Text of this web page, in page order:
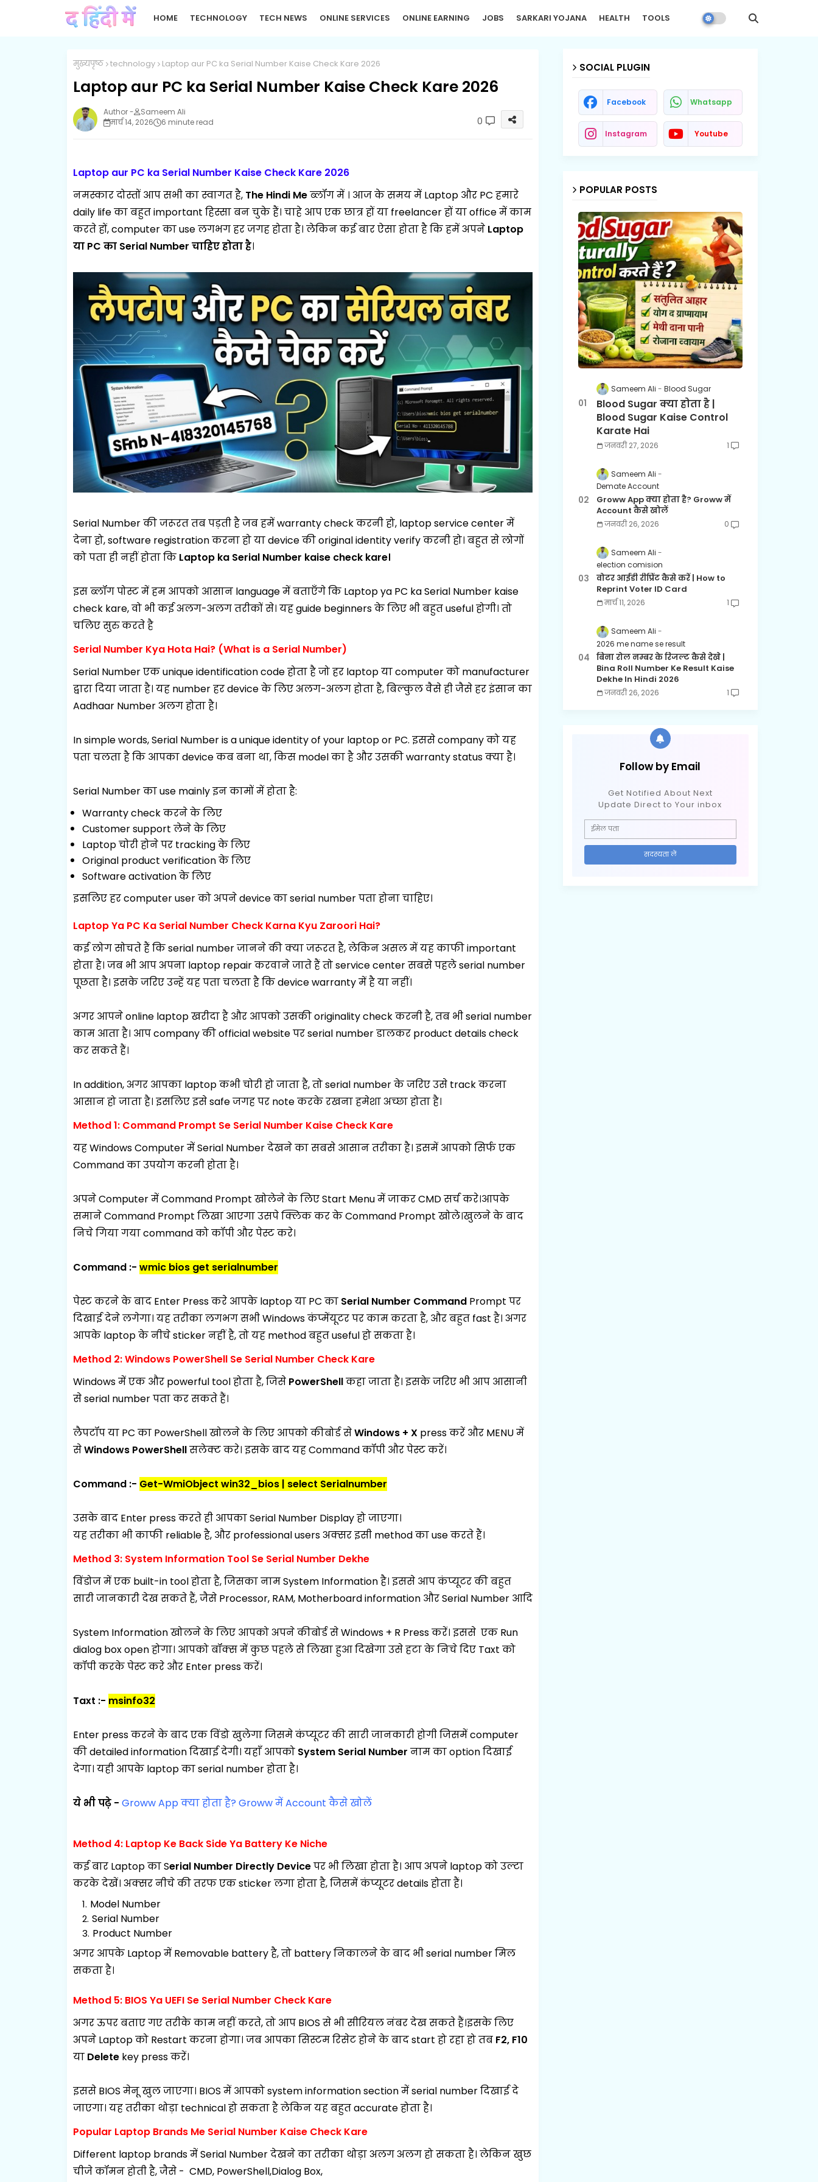
HOME TECHNOLOGY TECH NEWS ONLINE SERVICES ONLINE EARNING JOBS SARKARI YOJANA HEALTH TOOLS
मुख्यपृष्ठ technology Laptop aur PC ka Serial Number Kaise Check Kare 2026
Laptop aur PC ka Serial Number Kaise Check Kare 2026
Sameem Ali
मार्च 14, 2026
6 minute read 0
Laptop aur PC ka Serial Number Kaise Check Kare 2026
नमस्कार दोस्तों आप सभी का स्वागत है, The Hindi Meब्लॉग में । आज के समय में Laptop और PC हमारे
daily life का बहुत important हिस्सा बन चुके हैं। चाहे आप एक छात्र हों या freelancer हों या office में काम
करते हों, computer का use लगभग हर जगह होता है। लेकिन कई बार ऐसा होता है कि हमें अपने Laptop
या PC का Serial Number चाहिए होता है।
Serial Number की जरूरत तब पड़ती है जब हमें warranty check करनी हो, laptop service center में
देना हो, software registration करना हो या device की original identity verify करनी हो। बहुत से लोगों
को पता ही नहीं होता कि Laptop ka Serial Number kaise check kare।
इस ब्लॉग पोस्ट में हम आपको आसान language में बताएँगे कि Laptop ya PC ka Serial Number kaise
check kare,वो भी कई अलग-अलग तरीकों से। यह guide beginners के लिए भी बहुत useful होगी। तो
चलिए सुरु करते है
Serial Number Kya Hota Hai? (What is a Serial Number)
Serial Number एक unique identification code होता है जो हर laptop या computer को manufacturer
द्वारा दिया जाता है। यह number हर device के लिए अलग-अलग होता है, बिल्कुल वैसे ही जैसे हर इंसान का
Aadhaar Numberअलग होता है।
In simple words,Serial Number is a unique identity of your laptop or PC. इससे company को यह
पता चलता है कि आपका device कब बना था, किस model का है और उसकी warranty status क्या है।
Serial Number का use mainly इन कामों में होता है:
Warranty check करने के लिए
Customer support लेने के लिए
Laptop चोरी होने पर tracking के लिए
Original product verification के लिए
Software activation के लिए
इसलिए हर computer user को अपने device का serial number पता होना चाहिए।
Laptop Ya PC Ka Serial Number Check Karna Kyu Zaroori Hai?
कई लोग सोचते हैं कि serial number जानने की क्या जरूरत है, लेकिन असल में यह काफी important
होता है। जब भी आप अपना laptop repair करवाने जाते हैं तो service center सबसे पहलेserial number
पूछता है। इसके जरिए उन्हें यह पता चलता है कि device warranty में है या नहीं।
अगर आपने online laptop खरीदा है और आपको उसकी originality check करनी है, तब भी serial number
काम आता है। आप company की official website पर serial number डालकर product details check
कर सकते हैं।
In addition, अगर आपका laptop कभी चोरी हो जाता है, तोserial numberके जरिए उसे track करना
आसान हो जाता है। इसलिए इसे safe जगह पर note करके रखना हमेशा अच्छा होता है।
Method 1: Command Prompt Se Serial Number Kaise Check Kare
यह Windows Computer में Serial Number देखने का सबसे आसान तरीका है। इसमें आपको सिर्फ एक
Command का उपयोग करनी होता है।
अपने Computer मेंCommand Prompt खोलेने के लिए Start Menu में जाकरCMDसर्च करे।आपके
समाने Command Prompt लिखा आएगा उसपे क्लिक कर के Command Prompt खोले।खुलने के बाद
निचे गिया गया command को कॉपी और पेस्ट करे।
Command :- wmic bios get serialnumber
पेस्ट करने के बाद Enter Press करे आपके laptop या PC का Serial Number CommandPrompt पर
दिखाई देने लगेगा। यह तरीका लगभग सभी Windows कंप्मेंयूटर पर काम करता है, और बहुत fast है। अगर
आपके laptop के नीचे sticker नहीं है, तो यह method बहुत useful हो सकता है।
Method 2: Windows PowerShell Se Serial Number Check Kare
Windows में एक और powerful tool होता है, जिसे PowerShellकहा जाता है। इसके जरिए भी आप आसानी
से serial number पता कर सकते हैं।
लैपटॉप या PC का PowerShell खोलने के लिए आपको कीबोर्ड सेWindows + Xpress करें और MENU में
सेWindows PowerShellसलेक्ट करे। इसके बाद यह Command कॉपी और पेस्ट करें।
Command :- Get-WmiObject win32_bios | select Serialnumber
उसके बाद Enter press करते ही आपका Serial Number Display हो जाएगा।
यह तरीका भी काफी reliable है, और professional users अक्सर इसी method का use करते हैं।
Method 3: System Information Tool Se Serial Number Dekhe
विंडोज में एक built-in tool होता है, जिसका नामSystem Informationहै। इससे आप कंप्यूटर की बहुत
सारी जानकारी देख सकते हैं, जैसे Processor, RAM, Motherboard information और Serial Number आदि
System Information खोलने के लिए आपको अपने कीबोर्ड सेWindows + R Press करें। इससे एक Run
dialog box open होगा। आपको बॉक्स में कुछ पहले से लिखा हुआ दिखेगा उसे हटा के निचे दिए Taxt को
कॉपी करके पेस्ट करे और Enter press करें।
Taxt :- msinfo32
Enter press करने के बाद एक विंडो खुलेगा जिसमे कंप्यूटर की सारी जानकारी होगी जिसमें computer
की detailed information दिखाई देगी। यहाँ आपको System Serial Number नाम का option दिखाई
देगा। यही आपके laptop का serial number होता है।
ये भी पढ़े - Groww App क्या होता है? Groww में Account कैसे खोलें
Method 4: Laptop Ke Back Side Ya Battery Ke Niche
कई बार Laptop का Serial Number Directly Deviceपर भी लिखा होता है। आप अपने laptop को उल्टा
करके देखें। अक्सर नीचे की तरफ एक sticker लगा होता है, जिसमें कंप्यूटर details होता हैं।
Model Number
Serial Number
Product Number
अगर आपके Laptop में Removable battery है, तो battery निकालने के बाद भी serial number मिल
सकता है।
Method 5: BIOS Ya UEFI Se Serial Number Check Kare
अगर ऊपर बताए गए तरीके काम नहीं करते, तो आप BIOS से भी सीरियल नंबर देख सकते हैं।इसके लिए
अपने Laptop को Restart करना होगा। जब आपका सिस्टम रिसेट होने के बाद start हो रहा हो तब F2, F10
या Delete keypress करें।
इससे BIOS मेनू खुल जाएगा। BIOS में आपको system information section में serial number दिखाई दे
जाएगा। यह तरीका थोड़ा technical हो सकता है लेकिन यह बहुत accurate होता है।
Popular Laptop Brands Me Serial Number Kaise Check Kare
Different laptop brands में Serial Number देखने का तरीका थोड़ा अलग अलग हो सकता है। लेकिन खुछ
चीजे कॉमन होती है, जैसे - CMD, PowerShell,Dialog Box,
SOCIAL PLUGIN
Facebook Whatsapp
Instagram Youtube
POPULAR POSTS
Sameem Ali Blood Sugar
Blood Sugar क्या होता है |
Blood Sugar Kaise Control
Karate Hai
जनवरी 27, 2026 1
Sameem Ali
Demate Account
Groww App क्या होता है? Groww में
Account कैसे खोलें
जनवरी 26, 2026 0
Sameem Ali
election comision
वोटर आईडी रीप्रिंट कैसे करें | How to
Reprint Voter ID Card
मार्च 11, 2026 1
Sameem Ali
2026 me name se result
बिना रोल नम्बर के रिजल्ट कैसे देखे |
Bina Roll Number Ke Result Kaise
Dekhe In Hindi 2026
जनवरी 26, 2026 1
Follow by Email
Get Notified About Next
Update Direct to Your inbox